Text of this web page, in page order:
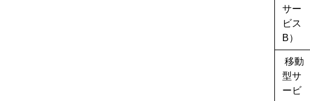
サー
ビス
B）
移動
型サ
ービ